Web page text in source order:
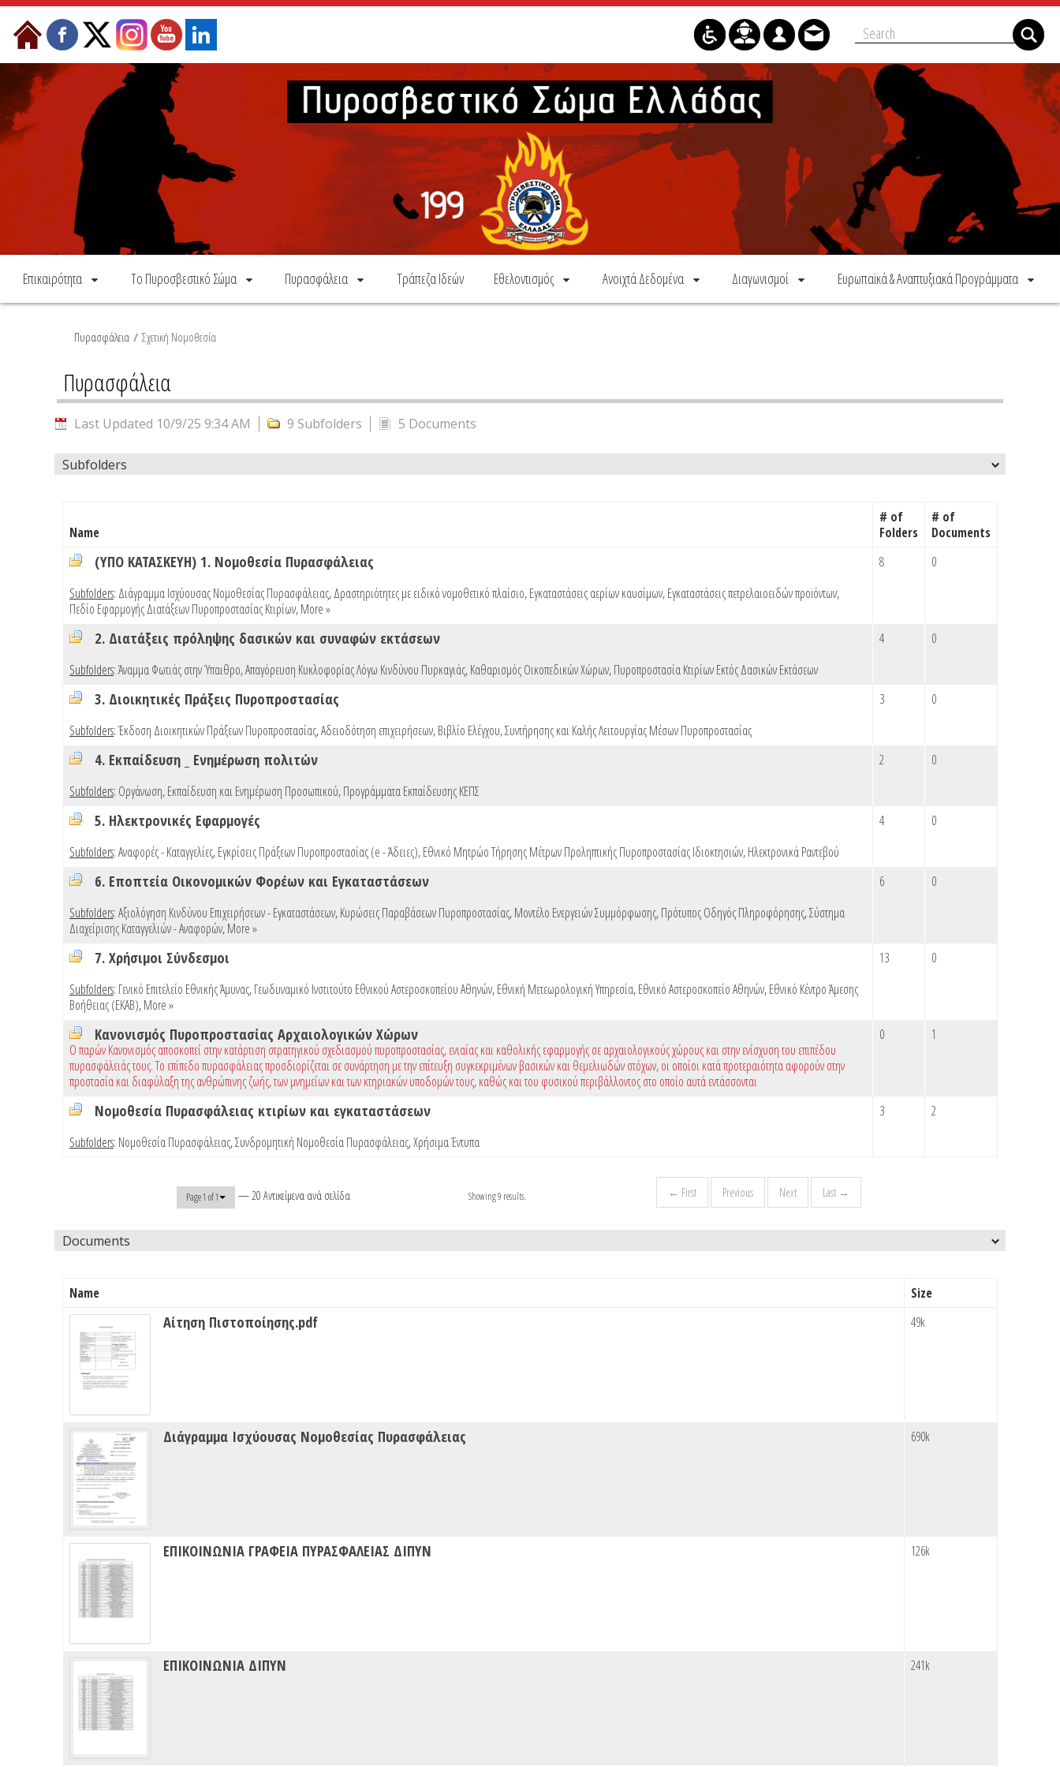
Skip to Content
Επικαιρότητα Το Πυροσβεστικό Σώμα Πυρασφάλεια Τράπεζα Ιδεών Εθελοντισμός Ανοιχτά Δεδομένα Διαγωνισμοί Ευρωπαϊκά & Αναπτυξιακά Προγράμματα
Πυρασφάλεια / Σχετική Νομοθεσία
Πυρασφάλεια
Last Updated 10/9/25 9:34 AM 9 Subfolders 5 Documents
Subfolders
Name
# of
Folders
# of
Documents
(ΥΠΟ ΚΑΤΑΣΚΕΥΗ) 1. Νομοθεσία Πυρασφάλειας
Subfolders: Διάγραμμα Ισχύουσας Νομοθεσίας Πυρασφάλειας,Δραστηριότητες με ειδικό νομοθετικό πλαίσιο,Εγκαταστάσεις αερίων καυσίμων,Εγκαταστάσεις πετρελαιοειδών προϊόντων,
Πεδίο Εφαρμογής Διατάξεων Πυροπροστασίας Κτιρίων,More »
8 0
2. Διατάξεις πρόληψης δασικών και συναφών εκτάσεων
Subfolders:Άναμμα Φωτιάς στην Ύπαιθρο,Απαγόρευση Κυκλοφορίας Λόγω Κινδύνου Πυρκαγιάς,Καθαρισμός Οικοπεδικών Χώρων,Πυροπροστασία Κτιρίων Εκτός Δασικών Εκτάσεων
4 0
3. Διοικητικές Πράξεις Πυροπροστασίας
Subfolders:Έκδοση Διοικητικών Πράξεων Πυροπροστασίας,Αδειοδότηση επιχειρήσεων,Βιβλίο Ελέγχου, Συντήρησης και Καλής Λειτουργίας Μέσων Πυροπροστασίας
3 0
4. Εκπαίδευση _ Ενημέρωση πολιτών
Subfolders: Οργάνωση, Εκπαίδευση και Ενημέρωση Προσωπικού,Προγράμματα Εκπαίδευσης ΚΕΠΣ
2 0
5. Ηλεκτρονικές Εφαρμογές
Subfolders:Αναφορές - Καταγγελίες,Εγκρίσεις Πράξεων Πυροπροστασίας (e - Άδειες),Εθνικό Μητρώο Τήρησης Μέτρων Προληπτικής Πυροπροστασίας Ιδιοκτησιών,Ηλεκτρονικά Ραντεβού
4 0
6. Εποπτεία Οικονομικών Φορέων και Εγκαταστάσεων
Subfolders:Αξιολόγηση Κινδύνου Επιχειρήσεων - Εγκαταστάσεων,Κυρώσεις Παραβάσεων Πυροπροστασίας,Μοντέλο Ενεργειών Συμμόρφωσης,Πρότυπος Οδηγός Πληροφόρησης,Σύστημα
Διαχείρισης Καταγγελιών - Αναφορών,More »
6 0
7. Χρήσιμοι Σύνδεσμοι
Subfolders: Γενικό Επιτελείο Εθνικής Άμυνας,Γεωδυναμικό Ινστιτούτο Εθνικού Αστεροσκοπείου Αθηνών,Εθνική Μετεωρολογική Υπηρεσία,Εθνικό Αστεροσκοπείο Αθηνών,Εθνικό Κέντρο Άμεσης
Βοήθειας (ΕΚΑΒ),More »
13 0
Κανονισμός Πυροπροστασίας Αρχαιολογικών Χώρων
Ο παρών Κανονισμός αποσκοπεί στην κατάρτιση στρατηγικού σχεδιασμού πυροπροστασίας, ενιαίας και καθολικής εφαρμογής σε αρχαιολογικούς χώρους και στην ενίσχυση του επιπέδου
πυρασφάλειάς τους. Το επίπεδο πυρασφάλειας προσδιορίζεται σε συνάρτηση με την επίτευξη συγκεκριμένων βασικών και θεμελιωδών στόχων, οι οποίοι κατά προτεραιότητα αφορούν στην
προστασία και διαφύλαξη της ανθρώπινης ζωής, των μνημείων και των κτηριακών υποδομών τους, καθώς και του φυσικού περιβάλλοντος στο οποίο αυτά εντάσσονται
0 1
Νομοθεσία Πυρασφάλειας κτιρίων και εγκαταστάσεων
Subfolders: Νομοθεσία Πυρασφάλειας,Συνδρομητική Νομοθεσία Πυρασφάλειας,Χρήσιμα Έντυπα
3 2
Page 1 of 1 — 20 Αντικείμενα ανά σελίδα Showing 9 results. ← First Previous Next Last →
Documents
Name Size
Αίτηση Πιστοποίησης.pdf 49k
Διάγραμμα Ισχύουσας Νομοθεσίας Πυρασφάλειας 690k
ΕΠΙΚΟΙΝΩΝΙΑ ΓΡΑΦΕΙΑ ΠΥΡΑΣΦΑΛΕΙΑΣ ΔΙΠΥΝ 126k
ΕΠΙΚΟΙΝΩΝΙΑ ΔΙΠΥΝ 241k